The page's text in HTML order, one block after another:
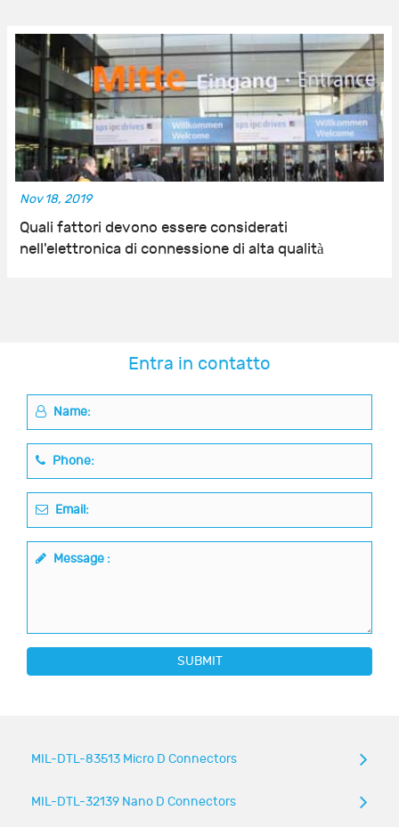
Nov 18, 2019
Quali fattori devono essere considerati
nell'elettronica di connessione di alta qualità
Entra in contatto
Name:
Phone:
Email:
Message :
SUBMIT
MIL-DTL-83513 Micro D Connectors
MIL-DTL-32139 Nano D Connectors